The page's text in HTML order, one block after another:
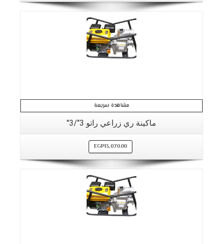
مشاهدة سريعة
ماكينة ري زراعي راتو 3″/3″
EGP13,070.00